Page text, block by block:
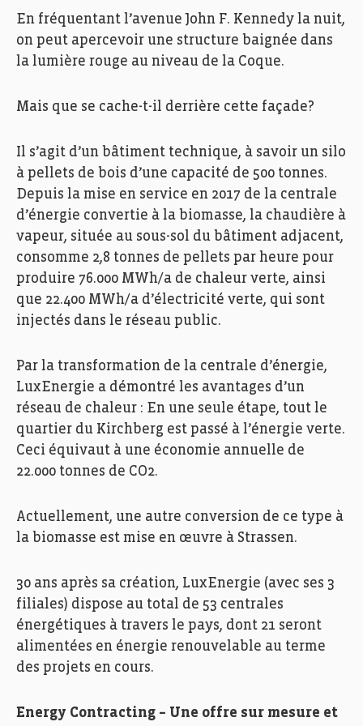
En fréquentant l’avenue John F. Kennedy la nuit,
on peut apercevoir une structure baignée dans
la lumière rouge au niveau de la Coque.
Mais que se cache-t-il derrière cette façade?
Il s’agit d’un bâtiment technique, à savoir un silo
à pellets de bois d’une capacité de 500 tonnes.
Depuis la mise en service en 2017 de la centrale
d’énergie convertie à la biomasse, la chaudière à
vapeur, située au sous-sol du bâtiment adjacent,
consomme 2,8 tonnes de pellets par heure pour
produire 76.000 MWh/a de chaleur verte, ainsi
que 22.400 MWh/a d’électricité verte, qui sont
injectés dans le réseau public.
Par la transformation de la centrale d’énergie,
LuxEnergie a démontré les avantages d’un
réseau de chaleur : En une seule étape, tout le
quartier du Kirchberg est passé à l’énergie verte.
Ceci équivaut à une économie annuelle de
22.000 tonnes de CO2.
Actuellement, une autre conversion de ce type à
la biomasse est mise en œuvre à Strassen.
30 ans après sa création, LuxEnergie (avec ses 3
filiales) dispose au total de 53 centrales
énergétiques à travers le pays, dont 21 seront
alimentées en énergie renouvelable au terme
des projets en cours.
Energy Contracting – Une offre sur mesure et